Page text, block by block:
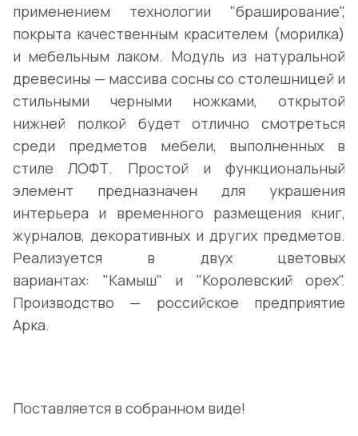
применением технологии "браширование",
покрыта качественным красителем (морилка)
и мебельным лаком. Модуль из натуральной
древесины — массива сосны со столешницей и
стильными черными ножками, открытой
нижней полкой будет отлично смотреться
среди предметов мебели, выполненных в
стиле ЛОФТ. Простой и функциональный
элемент предназначен для украшения
интерьера и временного размещения книг,
журналов, декоративных и других предметов.
Реализуется в двух цветовых
вариантах: "Камыш" и "Королевский орех".
Производство — российское предприятие
Арка.
Поставляется в собранном виде!